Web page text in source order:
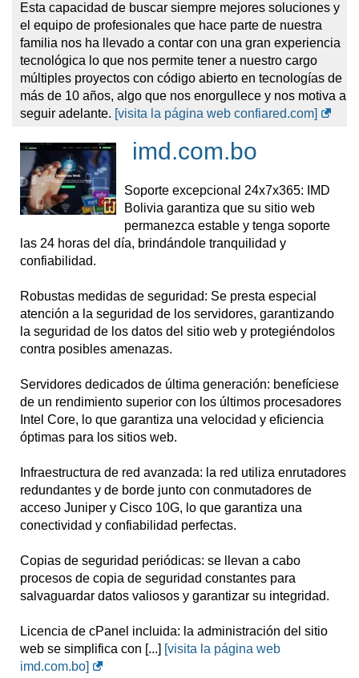
únicos de falla y con alta disponibilidad de red
Su infraestructura está diseñada deliberadamente para
cargas de trabajo críticas para el negocio , con un
enfoque claro en fiabilidad y escalabilidad.
Soporte al Cliente Centrado en las Personas
Lo que realmente distingue a Avance Host es su
Mientras muchas empresas automatizan o subcontratan
la atención al cliente, Avance Host ofrece ayuda en
tiempo real por parte de expertos capacitados mediante:
Soporte 24/7 por sistema de tickets
Chat en vivo y WhatsAppde 8:00 a.m. a 11:00 p.m.
(UTC -4)
La filosofía de soporte de la empresa se basa en
usuarios valoran tanto una guía confiable como
servidores robustos. A pesar de contar con un equipo de
tamaño moderado, se enorgullecen de ser atentos,
adaptables y genuinamente útiles—algo que sus más de
valorar.
Planes Flexibles que se Adaptan a Ti
A diferencia de otras empresas que encierran a los
su alojamiento como flexible y fácil de escalar. Ya sea
que necesites aumentar recursos o reducirlos, sus planes
están diseñados para adaptarse a tus necesidades
cambiantes. Ofrecen periodos de prueba y permiten
en la calidad de su servicio. No prometen "todo ilimitado",
sino que ofrecentransparencia y funciones realistas
que cumplen lo que anuncian.
Servicios Adicionales y Diseño Web Optimizado para SEO
Además del hosting, Avance Host ofrece servicios de
diseño web basados en WordPress
Esta capacidad de buscar siempre mejores soluciones y
el equipo de profesionales que hace parte de nuestra
familia nos ha llevado a contar con una gran experiencia
tecnológica lo que nos permite tener a nuestro cargo
múltiples proyectos con código abierto en tecnologías de
más de 10 años, algo que nos enorgullece y nos motiva a
seguir adelante. [visita la página web confiared.com]
imd.com.bo
Soporte excepcional 24x7x365: IMD
Bolivia garantiza que su sitio web
permanezca estable y tenga soporte
las 24 horas del día, brindándole tranquilidad y
confiabilidad.
Robustas medidas de seguridad: Se presta especial
atención a la seguridad de los servidores, garantizando
la seguridad de los datos del sitio web y protegiéndolos
contra posibles amenazas.
Servidores dedicados de última generación: benefíciese
de un rendimiento superior con los últimos procesadores
Intel Core, lo que garantiza una velocidad y eficiencia
óptimas para los sitios web.
Infraestructura de red avanzada: la red utiliza enrutadores
redundantes y de borde junto con conmutadores de
acceso Juniper y Cisco 10G, lo que garantiza una
conectividad y confiabilidad perfectas.
Copias de seguridad periódicas: se llevan a cabo
procesos de copia de seguridad constantes para
salvaguardar datos valiosos y garantizar su integridad.
Licencia de cPanel incluida: la administración del sitio
web se simplifica con [...] [visita la página web
imd.com.bo]